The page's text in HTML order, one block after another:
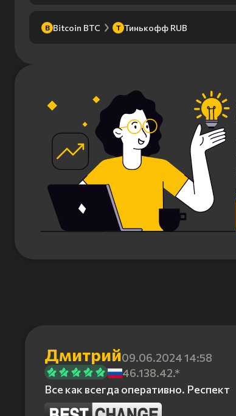
B Bitcoin BTC Т Тинькофф RUB
Дмитрий09.06.2024 14:58
46.138.42.*
Все как всегда оперативно. Респект